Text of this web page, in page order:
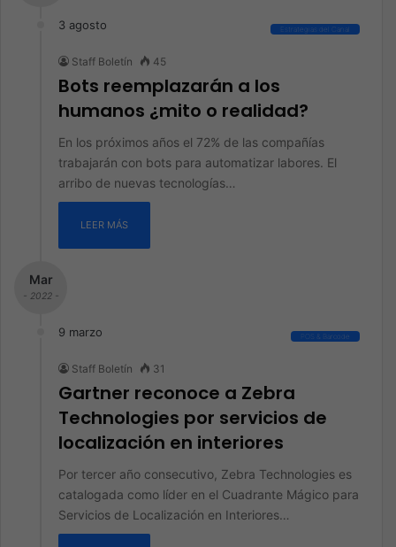
3 agosto Estrategias del Canal
Staff Boletín 45
Bots reemplazarán a los
humanos ¿mito o realidad?
En los próximos años el 72% de las compañías
trabajarán con bots para automatizar labores. El
arribo de nuevas tecnologías…
LEER MÁS
Mar
- 2022 -
9 marzo POS & Barcode
Staff Boletín 31
Gartner reconoce a Zebra
Technologies por servicios de
localización en interiores
Por tercer año consecutivo, Zebra Technologies es
catalogada como líder en el Cuadrante Mágico para
Servicios de Localización en Interiores…